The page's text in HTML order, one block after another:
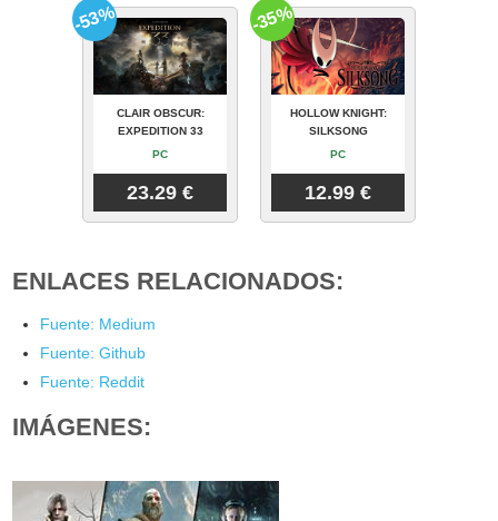
CLAIR OBSCUR:
EXPEDITION 33
PC
23.29 €
-53%
HOLLOW KNIGHT:
SILKSONG
PC
12.99 €
-35%
ENLACES RELACIONADOS:
Fuente: Medium
Fuente: Github
Fuente: Reddit
IMÁGENES: